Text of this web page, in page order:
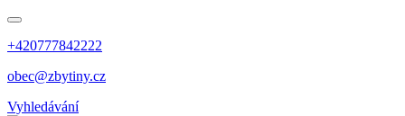
+420777842222
obec@zbytiny.cz
Vyhledávání